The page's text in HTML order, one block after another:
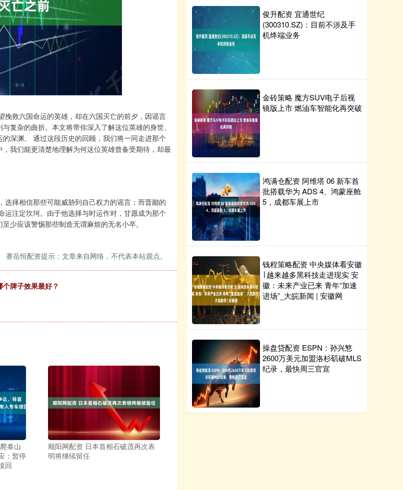
救六国命运的英雄，却在六国灭亡的前夕，因谣言
复杂的曲折。本文将带你深入了解这位英雄的身世、
深渊。 通过这段历史的回顾，我们将一同走进那个
我们能更清楚地理解为何这位英雄曾备受期待，却最
择相信那些可能威胁到自己权力的谣言；而晋鄙的
注定坎坷。由于他选择与时运作对，甘愿成为那个
少应该警惕那些制造无谓麻烦的无名小卒。
赛岳恒配资提示：文章来自网络，不代表本站观点。
牌子效果最好？
泰山
：暂停
回
顺阳网配资 日本首相石破茂再次表
明将继续留任
俊升配资 宜通世纪
(300310.SZ)：目前不涉及手
机终端业务
金砖策略 魔方SUV电子后视
镜版上市 燃油车智能化再突破
鸿满仓配资 阿维塔 06 新车首
批搭载华为 ADS 4、鸿蒙座舱
5，成都车展上市
钱程策略配资 中央媒体看安徽
∣ 越来越多黑科技走进现实 安
徽：未来产业已来 青年“加速
进场”_大皖新闻 | 安徽网
操盘贷配资 ESPN：孙兴慜
2600万美元加盟洛杉矶破MLS
纪录，最快周三官宣